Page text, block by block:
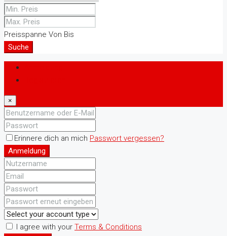
Preisspanne Von Bis
Suche
×
Erinnere dich an mich Passwort vergessen?
Anmeldung
I agree with your Terms & Conditions